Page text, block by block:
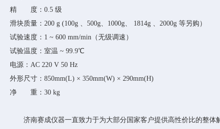
精 度： 0.5 级
滑块质量： 200 g (100g 、500g、1000g、 1814g 、2000g 等另购）
试验速度： 1 ~ 600 mm/min（无级调速）
试验温度：室温 ~ 99.9℃
电源： AC 220 V 50 Hz
外形尺寸： 850mm(L) × 350mm(W) × 290mm(H)
净 重： 30 kg
济南赛成仪器一直致力于为大部分国家客户提供高性价比的整